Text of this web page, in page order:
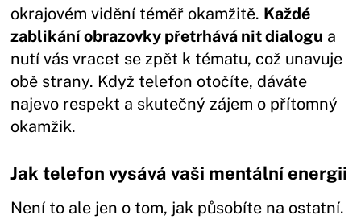
okrajovém vidění téměř okamžitě. Každé
zablikání obrazovky přetrhává nit dialogu a
nutí vás vracet se zpět k tématu, což unavuje
obě strany. Když telefon otočíte, dáváte
najevo respekt a skutečný zájem o přítomný
okamžik.
Jak telefon vysává vaši mentální energii
Není to ale jen o tom, jak působíte na ostatní.